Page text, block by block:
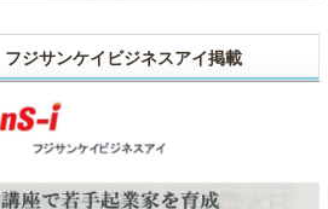
ジサンケイビジネスアイ掲載